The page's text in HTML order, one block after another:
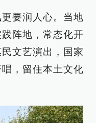
要润人心。当地
阵地，常态化开
文艺演出，国家
，留住本土文化